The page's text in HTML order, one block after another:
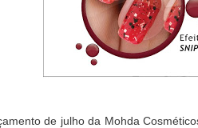
de julho da Mohda